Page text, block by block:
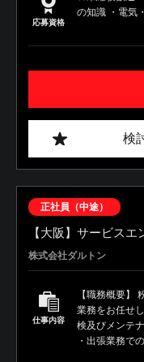
応募資格
の知識 ・電気
検
正社員（中途）
【大阪】サービスエ
株式会社ダルトン
仕事内容
【職務概要】
業務をお任せ
検及びメンテ
・出張業務で